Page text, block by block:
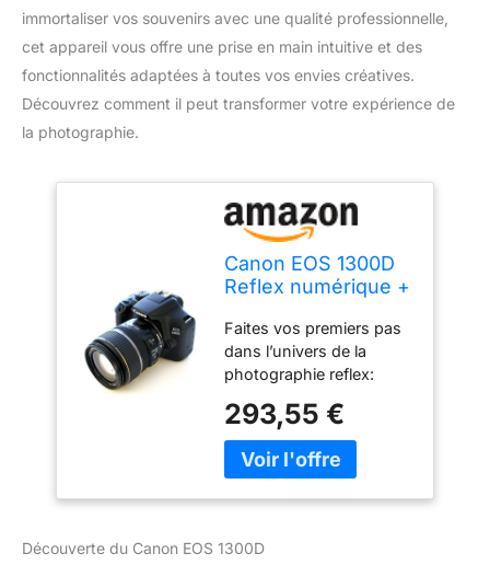
immortaliser vos souvenirs avec une qualité professionnelle,
cet appareil vous offre une prise en main intuitive et des
fonctionnalités adaptées à toutes vos envies créatives.
Découvrez comment il peut transformer votre expérience de
la photographie.
Canon EOS 1300D
Reflex numérique +
F/3,5-5,6 III
Faites vos premiers pas
dans l’univers de la
photographie reflex:
des accessoires et
prenez progressivement
les commandes de votre
de superbes vidéos Full
293,55 €
Découverte du Canon EOS 1300D